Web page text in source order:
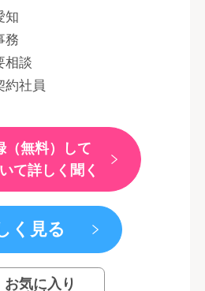
知
務
相談
約社員
（無料）して
て詳しく聞く
く見る
お気に入り